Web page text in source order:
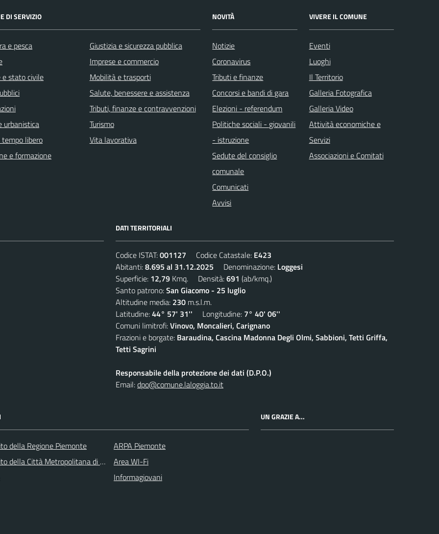
DI SERVIZIO
e pesca
e stato civile
urbanistica
libero
e formazione
Giustizia e sicurezza pubblica
Imprese e commercio
Mobilità e trasporti
Salute, benessere e assistenza
Tributi, finanze e contravvenzioni
Turismo
Vita lavorativa
NOVITÀ
Notizie
Coronavirus
Tributi e finanze
Concorsi e bandi di gara
Elezioni - referendum
Politiche sociali - giovanili
- istruzione
Sedute del consiglio
comunale
Comunicati
Avvisi
VIVERE IL COMUNE
Eventi
Luoghi
Il Territorio
Galleria Fotografica
Galleria Video
Attività economiche e
Servizi
Associazioni e Comitati
DATI TERRITORIALI
Codice ISTAT:001127 Codice Catastale: E423
Abitanti:8.695 al 31.12.2025 Denominazione: Loggesi
Superficie: 12,79 Kmq. Densità:691 (ab/kmq.)
Santo patrono:San Giacomo - 25 luglio
Altitudine media: 230 m.s.l.m.
Latitudine:44° 57' 31'' Longitudine: 7° 40' 06''
Comuni limitrofi:Vinovo, Moncalieri, Carignano
Frazioni e borgate: Baraudina, Cascina Madonna Degli Olmi, Sabbioni, Tetti Griffa,
Tetti Sagrini
Responsabile della protezione dei dati (D.P.O.)
Email:dpo@comune.laloggia.to.it
della Regione Piemonte
della Città Metropolitana di Torino
ARPA Piemonte
Area WI-Fi
Informagiovani
UN GRAZIE A...